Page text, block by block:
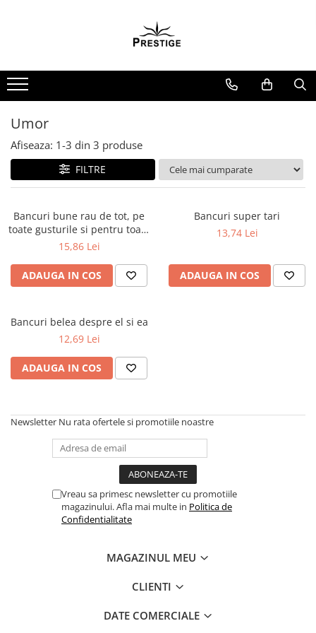
Noutati
Promotii
Spiritualitate - Ezoterism
AngelConnection
Arte Divinatorii
Chiromantie
Dezvoltare Spirituala
Minte Corp
Numerologie
Paranormal
Parapsihologie
Audiobook
ScienceConnection
SelfConnect
Vindecare Spirituala
Umor
Afiseaza: 1-3 din 3 produse
FILTRE
Bancuri bune rau de tot, pe
toate gusturile si pentru toate
ocaziile
15,86 Lei
ADAUGA IN COS
Bancuri super tari
13,74 Lei
ADAUGA IN COS
Bancuri belea despre el si ea
12,69 Lei
ADAUGA IN COS
Newsletter Nu rata ofertele si promotiile noastre
Vreau sa primesc newsletter cu promotiile
magazinului. Afla mai multe in Politica de
Confidentialitate
MAGAZINUL MEU
CLIENTI
DATE COMERCIALE